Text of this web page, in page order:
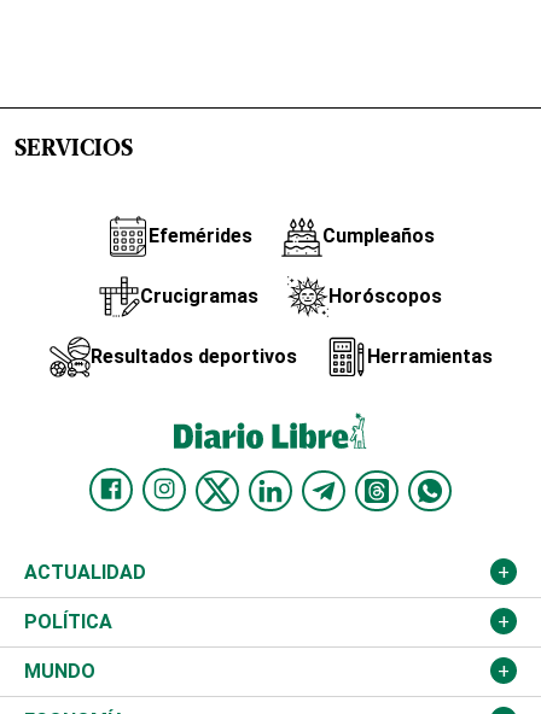
SERVICIOS
Efemérides Cumpleaños
Crucigramas Horóscopos
Resultados deportivos Herramientas
ACTUALIDAD
Nacional
Ciudad
POLÍTICA
Partidos
MUNDO